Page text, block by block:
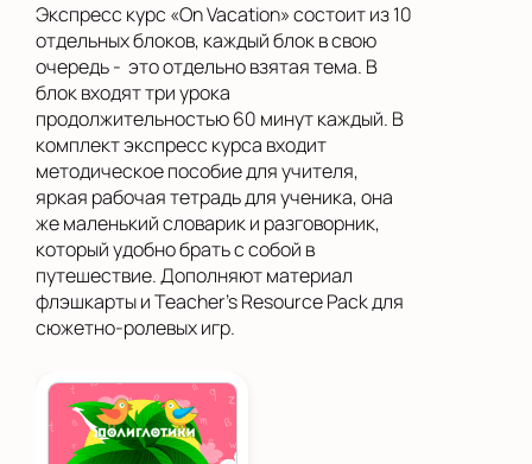
Экспресс курс «On Vacation» состоит из 10
отдельных блоков, каждый блок в свою
очередь - это отдельно взятая тема. В
блок входят три урока
продолжительностью 60 минут каждый. В
комплект экспресс курса входит
методическое пособие для учителя,
яркая рабочая тетрадь для ученика, она
же маленький словарик и разговорник,
который удобно брать с собой в
путешествие. Дополняют материал
флэшкарты и Teacher’s Resource Pack для
сюжетно-ролевых игр.